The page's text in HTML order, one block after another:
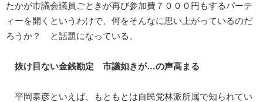
たかが市議会議員ごときが再び参加費７０００円もするパーテ
ィーを開くというわけで、何をそんなに思い上がっているのだ
ろうか？ と話題になっている。
抜け目ない金銭勘定 市議如きが…の声高まる
平岡泰彦といえば、もともとは自民党林派所属で知られてい